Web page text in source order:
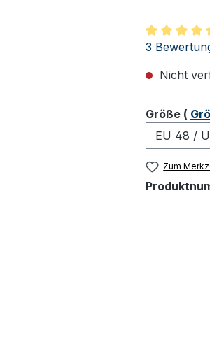
3
Nicht
Größe (
Zum